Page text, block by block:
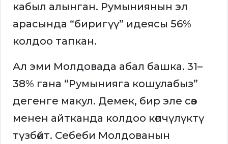
кабыл алынган. Румыниянын эл
арасында “биригүү” идеясы 56%
колдоо тапкан.
Ал эми Молдовада абал башка. 31–
38% гана “Румынияга кошулабыз”
дегенге макул. Демек, бир эле сөз
менен айтканда колдоо көпчүлүктү
түзбөйт. Себеби Молдованын